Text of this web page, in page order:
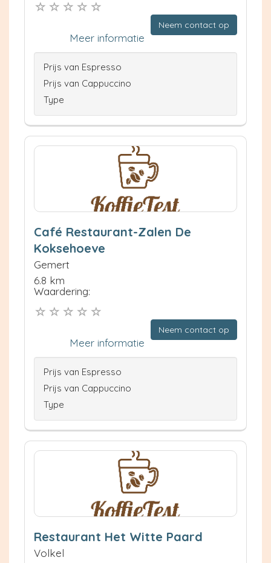
Neem contact op
Meer informatie
Prijs van Espresso
Prijs van Cappuccino
Type
Café Restaurant-Zalen De
Koksehoeve
Gemert
6.8 km
Waardering:
Neem contact op
Meer informatie
Prijs van Espresso
Prijs van Cappuccino
Type
Restaurant Het Witte Paard
Volkel